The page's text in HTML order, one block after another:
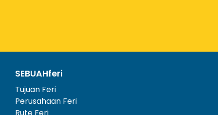
SEBUAHferi
Tujuan Feri
Perusahaan Feri
Rute Feri